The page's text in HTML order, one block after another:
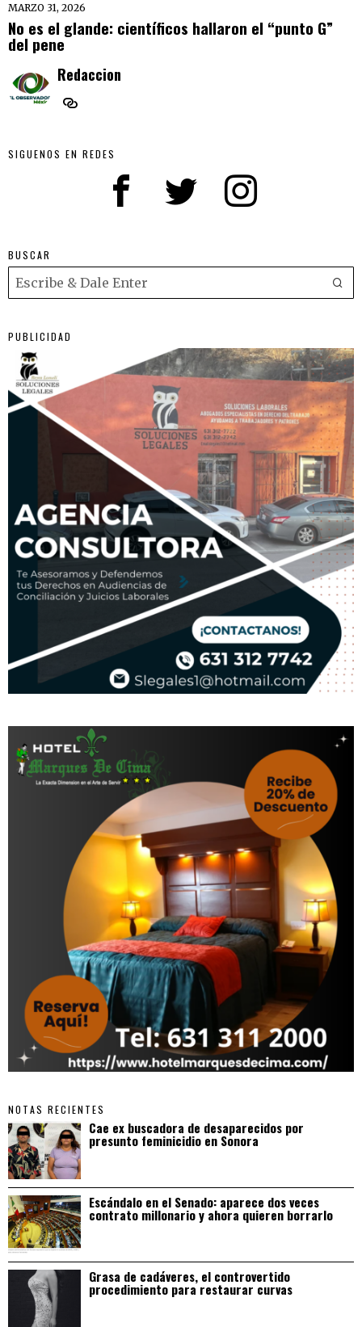
MARZO 31, 2026
No es el glande: científicos hallaron el “punto G”
del pene
Redaccion
SIGUENOS EN REDES
BUSCAR
PUBLICIDAD
NOTAS RECIENTES
Cae ex buscadora de desaparecidos por
presunto feminicidio en Sonora
Escándalo en el Senado: aparece dos veces
contrato millonario y ahora quieren borrarlo
Grasa de cadáveres, el controvertido
procedimiento para restaurar curvas